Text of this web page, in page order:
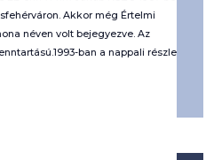
Akkor még Értelmi
néven volt bejegyezve. Az
ban a nappali részleg